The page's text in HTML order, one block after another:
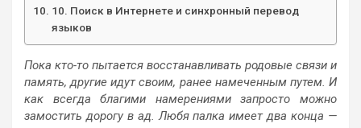
10. Поиск в Интернете и синхронный перевод
языков
Пока кто-то пытается восстанавливать родовые связи и
память, другие идут своим, ранее намеченным путем. И
как всегда благими намерениями запросто можно
замостить дорогу в ад. Любя палка имеет два конца —